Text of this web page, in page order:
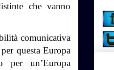
che vanno
comunicativa
questa Europa
per un’Europa